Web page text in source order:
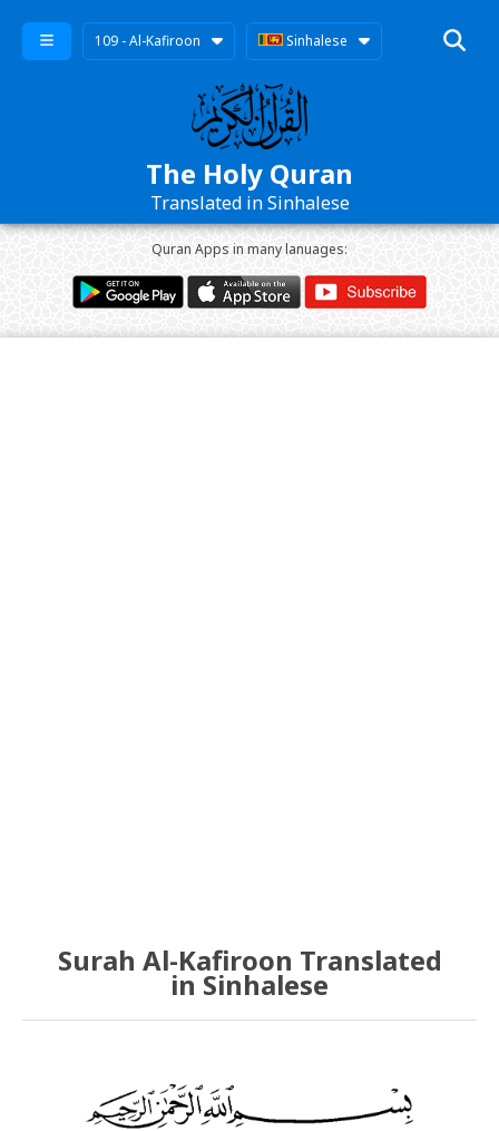
109 - Al-Kafiroon Sinhalese
The Holy Quran
Translated in Sinhalese
Quran Apps in many lanuages:
Surah Al-Kafiroon Translated
in Sinhalese